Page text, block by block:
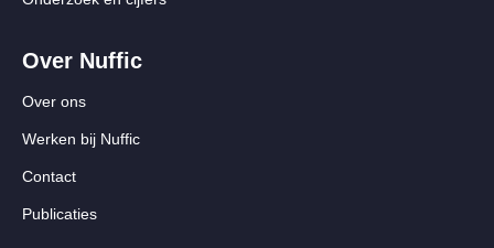
Over Nuffic
Over ons
Werken bij Nuffic
Contact
Publicaties